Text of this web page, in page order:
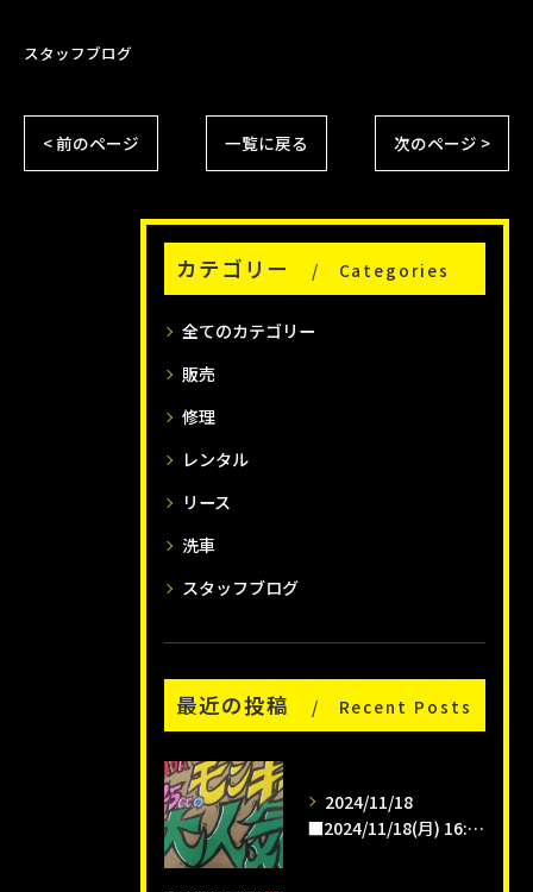
スタッフブログ
< 前のページ 一覧に戻る 次のページ >
カテゴリー Categories
全てのカテゴリー
販売
修理
レンタル
リース
洗車
スタッフブログ
最近の投稿 Recent Posts
2024/11/18
■2024/11/18(月) 16:00pm